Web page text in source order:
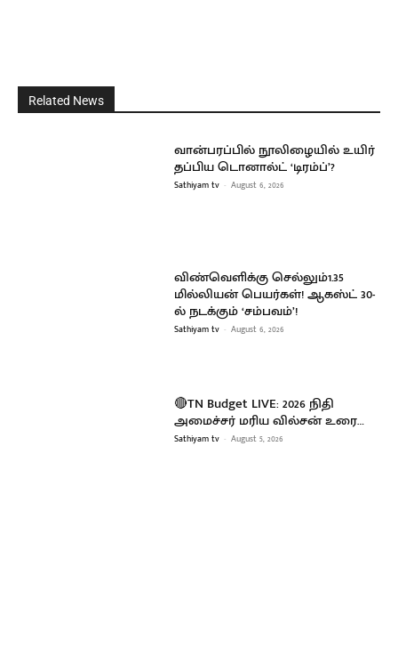
Related News
வான்பரப்பில் நூலிழையில் உயிர்
தப்பிய டொனால்ட் ‘டிரம்ப்’?
Sathiyam tv - August 6, 2026
விண்வெளிக்கு செல்லும்1.35
மில்லியன் பெயர்கள்! ஆகஸ்ட் 30-
ல் நடக்கும் ‘சம்பவம்’!
Sathiyam tv - August 6, 2026
🔴TN Budget LIVE: 2026 நிதி
அமைச்சர் மரிய வில்சன் உரை…
Sathiyam tv - August 5, 2026